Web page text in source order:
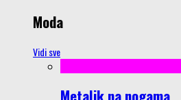
Moda
Vidi sve
Metalik na nogama